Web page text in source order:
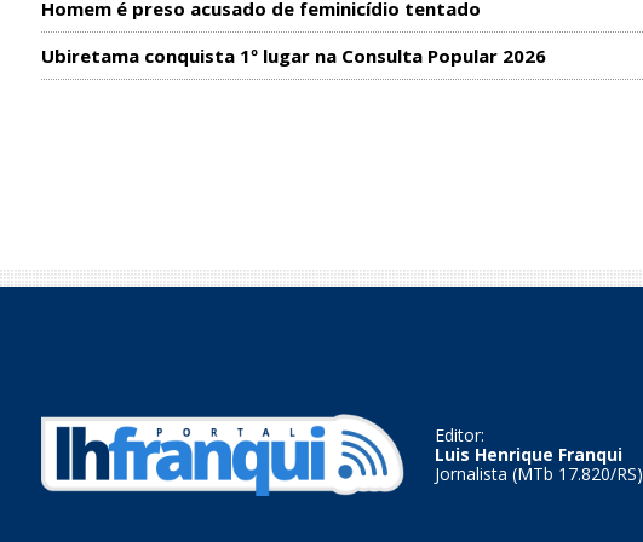
Homem é preso acusado de feminicídio tentado
Ubiretama conquista 1º lugar na Consulta Popular 2026
Editor:
Luis Henrique Franqui
Jornalista (MTb 17.820/RS)